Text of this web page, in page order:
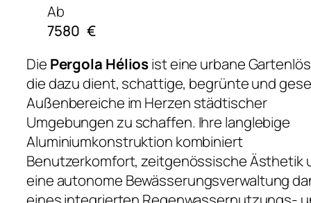
Ab
7580 €
Die Pergola Héliosist eine urbane
die dazu dient, schattige, begrünte und
Außenbereiche im Herzen städtischer
Umgebungen zu schaffen. Ihre langlebige
Aluminiumkonstruktion kombiniert
Benutzerkomfort, zeitgenössische Ästhetik
eine autonome Bewässerungsverwaltung